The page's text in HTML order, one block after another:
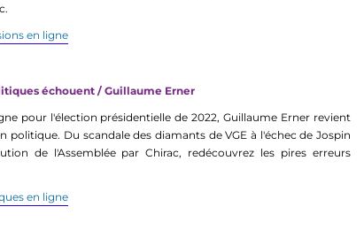
en ligne
échouent / Guillaume Erner
pour l'élection présidentielle de 2022, Guillaume Erner revient
politique. Du scandale des diamants de VGE à l'échec de Jospin
de l'Assemblée par Chirac, redécouvrez les pires erreurs
en ligne